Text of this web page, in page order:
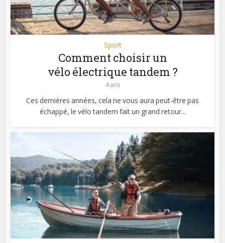
Sport
Comment choisir un
vélo électrique tandem ?
4 ans
Ces dernières années, cela ne vous aura peut-être pas
échappé, le vélo tandem fait un grand retour...